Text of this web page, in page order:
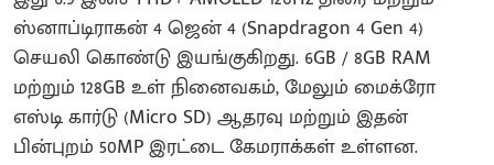
ஸ்னாப்டிராகன் 4 ஜென் 4 (Snapdragon 4 Gen 4)
செயலி கொண்டு இயங்குகிறது. 6GB / 8GB RAM
மற்றும் 128GB உள் நினைவகம், மேலும் மைக்ரோ
எஸ்டி கார்டு (Micro SD) ஆதரவு மற்றும் இதன்
பின்புறம் 50MP இரட்டை கேமராக்கள் உள்ளன.